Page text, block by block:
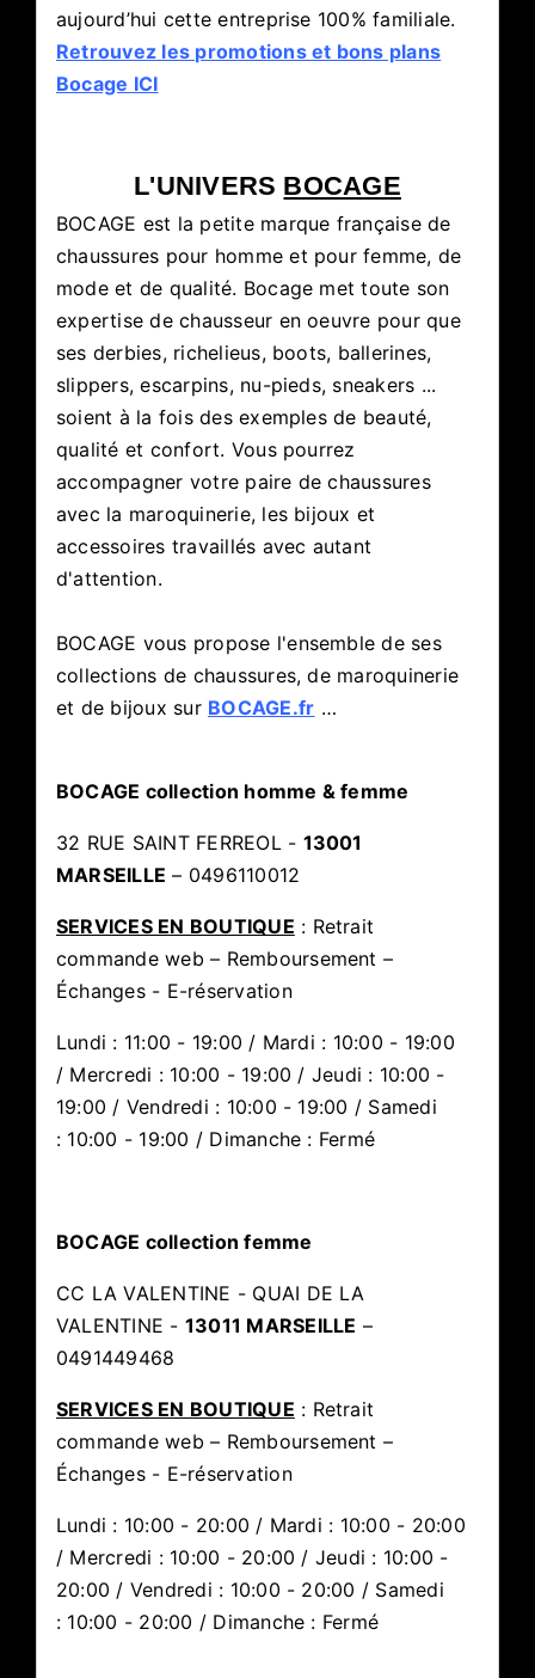
aujourd’hui cette entreprise 100% familiale.
Retrouvez les promotions et bons plans
Bocage ICI
L'UNIVERS BOCAGE
BOCAGE est la petite marque française de
chaussures pour homme et pour femme, de
mode et de qualité. Bocage met toute son
expertise de chausseur en oeuvre pour que
ses derbies, richelieus, boots, ballerines,
slippers, escarpins, nu-pieds, sneakers ...
soient à la fois des exemples de beauté,
qualité et confort. Vous pourrez
accompagner votre paire de chaussures
avec la maroquinerie, les bijoux et
accessoires travaillés avec autant
d'attention.
BOCAGE vous propose l'ensemble de ses
collections de chaussures, de maroquinerie
et de bijoux sur BOCAGE.fr …
BOCAGE collection homme & femme
32 RUE SAINT FERREOL - 13001
MARSEILLE – 0496110012
SERVICES EN BOUTIQUE : Retrait
commande web – Remboursement –
Échanges - E-réservation
Lundi : 11:00 - 19:00 / Mardi : 10:00 - 19:00
/ Mercredi : 10:00 - 19:00 / Jeudi : 10:00 -
19:00 / Vendredi : 10:00 - 19:00 / Samedi
: 10:00 - 19:00 / Dimanche : Fermé
BOCAGE collection femme
CC LA VALENTINE - QUAI DE LA
VALENTINE - 13011 MARSEILLE –
0491449468
SERVICES EN BOUTIQUE : Retrait
commande web – Remboursement –
Échanges - E-réservation
Lundi : 10:00 - 20:00 / Mardi : 10:00 - 20:00
/ Mercredi : 10:00 - 20:00 / Jeudi : 10:00 -
20:00 / Vendredi : 10:00 - 20:00 / Samedi
: 10:00 - 20:00 / Dimanche : Fermé